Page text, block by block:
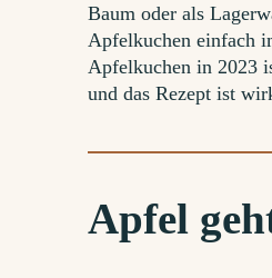
Baum oder als
Apfelkuchen einfach
Apfelkuchen in 2023
und das Rezept ist
Apfel